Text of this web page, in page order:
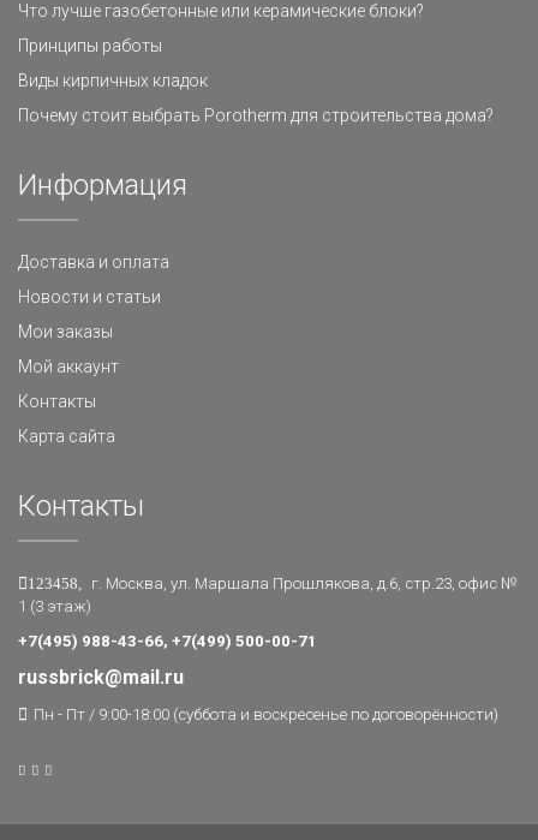
Что лучше газобетонные или керамические блоки?
Принципы работы
Виды кирпичных кладок
Почему стоит выбрать Porotherm для строительства дома?
Информация
Доставка и оплата
Новости и статьи
Мои заказы
Мой аккаунт
Контакты
Карта сайта
Контакты
123458, г. Москва, ул. Маршала Прошлякова, д.6, стр.23, офис №
1 (3 этаж)
+7(495) 988-43-66, +7(499) 500-00-71
russbrick@mail.ru
Пн - Пт / 9:00-18:00 (суббота и воскресенье по договорённости)